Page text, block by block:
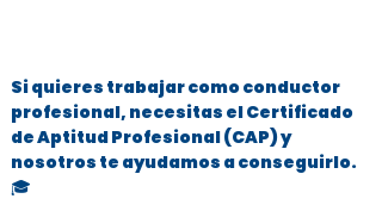
Si quieres trabajar como conductor
profesional, necesitas el Certificado
de Aptitud Profesional (CAP) y
nosotros te ayudamos a conseguirlo.
🎓